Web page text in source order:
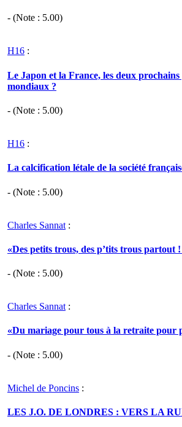
- (Note : 5.00)
H16 :
Le Japon et la France, les deux prochains
mondiaux ?
- (Note : 5.00)
H16 :
La calcification létale de la société
- (Note : 5.00)
Charles Sannat :
«Des petits trous, des p’tits trous partout !
- (Note : 5.00)
Charles Sannat :
«Du mariage pour tous à la retraite pour
- (Note : 5.00)
Michel de Poncins :
LES J.O. DE LONDRES : VERS LA